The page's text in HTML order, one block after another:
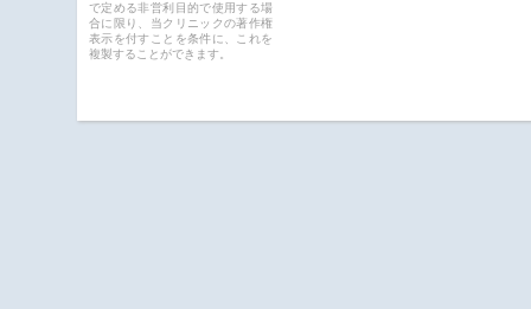
で定める非営利目的で使用する場
合に限り、当クリニックの著作権
表示を付すことを条件に、これを
複製することができます。